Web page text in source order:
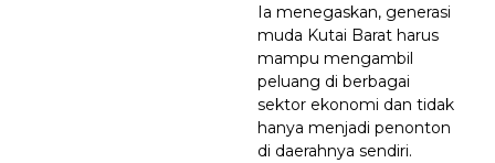
Ia menegaskan, generasi
muda Kutai Barat harus
mampu mengambil
peluang di berbagai
sektor ekonomi dan tidak
hanya menjadi penonton
di daerahnya sendiri.